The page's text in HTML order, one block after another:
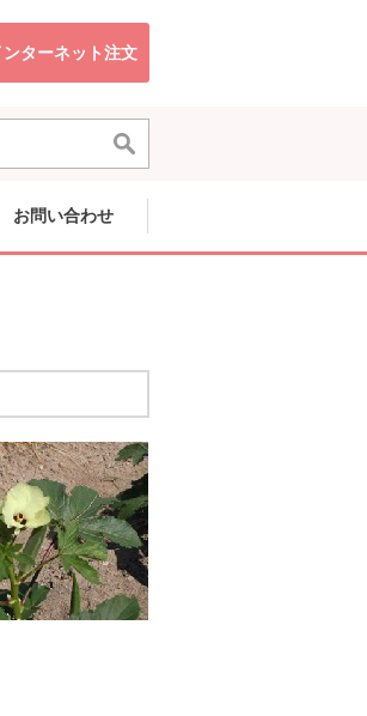
で開きます。
ンターネット注文
別のウィンドウで開きます。
お問い合わせ